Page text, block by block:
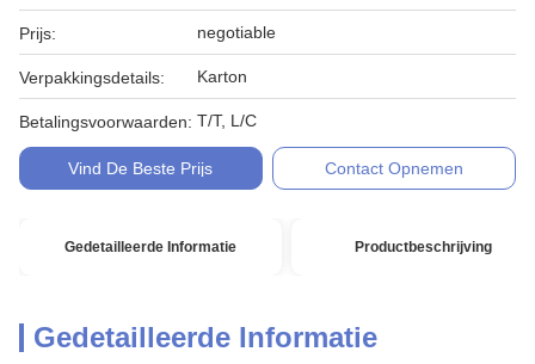
Prijs: negotiable
Verpakkingsdetails: Karton
Betalingsvoorwaarden: T/T, L/C
Vind De Beste Prijs Contact Opnemen
Gedetailleerde Informatie Productbeschrijving
Gedetailleerde Informatie